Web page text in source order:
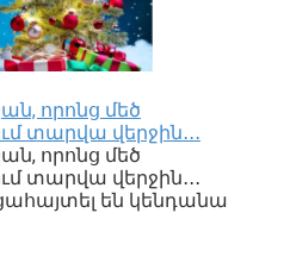
որոնց մեծ
տարվա վերջին․․․
որոնց մեծ
տարվա վերջին․․․
են կենդանա